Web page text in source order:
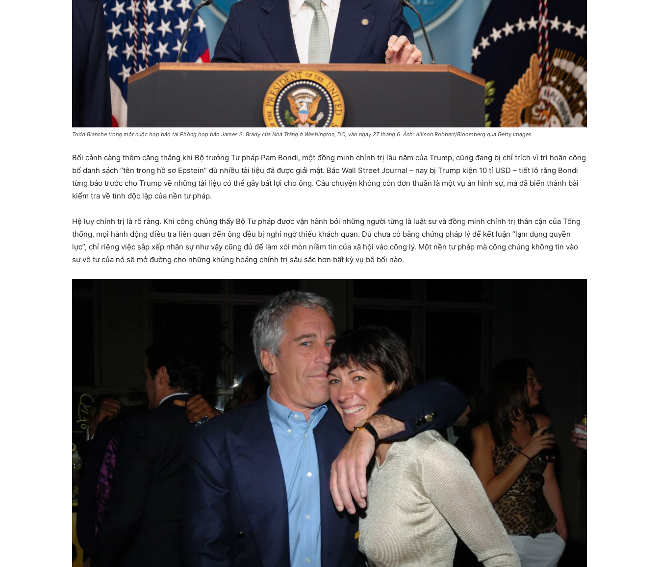
Todd Blanche trong một cuộc họp báo tại Phòng họp báo James S. Brady của Nhà Trắng ở Washington, DC, vào ngày 27 tháng 6. Ảnh: Allison Robbert/Bloomberg qua Getty Images
Bối cảnh càng thêm căng thẳng khi Bộ trưởng Tư pháp Pam Bondi, một đồng minh chính trị lâu năm của Trump, cũng đang bị chỉ trích vì trì hoãn công
bố danh sách “tên trong hồ sơ Epstein” dù nhiều tài liệu đã được giải mật. Báo Wall Street Journal – nay bị Trump kiện 10 tỉ USD – tiết lộ rằng Bondi
từng báo trước cho Trump về những tài liệu có thể gây bất lợi cho ông. Câu chuyện không còn đơn thuần là một vụ án hình sự, mà đã biến thành bài
kiểm tra về tính độc lập của nền tư pháp.
Hệ lụy chính trị là rõ ràng. Khi công chúng thấy Bộ Tư pháp được vận hành bởi những người từng là luật sư và đồng minh chính trị thân cận của Tổng
thống, mọi hành động điều tra liên quan đến ông đều bị nghi ngờ thiếu khách quan. Dù chưa có bằng chứng pháp lý để kết luận “lạm dụng quyền
lực”, chỉ riêng việc sắp xếp nhân sự như vậy cũng đủ để làm xói mòn niềm tin của xã hội vào công lý. Một nền tư pháp mà công chúng không tin vào
sự vô tư của nó sẽ mở đường cho những khủng hoảng chính trị sâu sắc hơn bất kỳ vụ bê bối nào.